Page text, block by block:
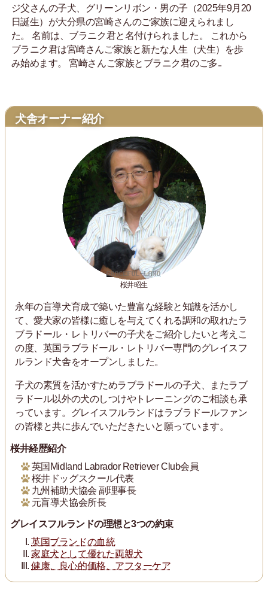
ジ父さんの子犬、グリーンリボン・男の子（2025年9月20
日誕生）が大分県の宮崎さんのご家族に迎えられまし
た。 名前は、ブラニク君と名付けられました。 これから
ブラニク君は宮崎さんご家族と新たな人生（犬生）を歩
み始めます。 宮崎さんご家族とブラニク君のご多..
犬舎オーナー紹介
桜井昭生
永年の盲導犬育成で築いた豊富な経験と知識を活かし
て、愛犬家の皆様に癒しを与えてくれる調和の取れたラ
ブラドール・レトリバーの子犬をご紹介したいと考えこ
の度、英国ラブラドール・レトリバー専門のグレイスフ
ルランド犬舎をオープンしました。
子犬の素質を活かすためラブラドールの子犬、またラブ
ラドール以外の犬のしつけやトレーニングのご相談も承
っています。グレイスフルランドはラブラドールファン
の皆様と共に歩んでいただきたいと願っています。
桜井経歴紹介
英国Midland Labrador Retriever Club会員
桜井ドッグスクール代表
九州補助犬協会 副理事長
元盲導犬協会所長
グレイスフルランドの理想と3つの約束
英国ブランドの血統
家庭犬として優れた両親犬
健康、良心的価格、アフターケア